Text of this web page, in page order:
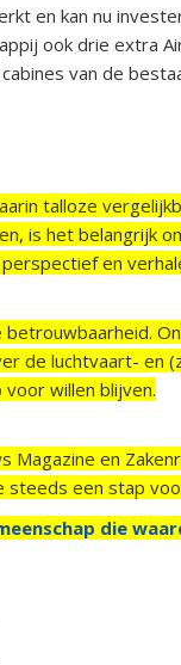
en kan nu
ook drie extra
van de
talloze
is het belangrijk
en
de luchtvaart- en
willen blijven.
Magazine en
steeds een stap
die